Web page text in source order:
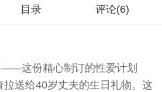
目录 评论(6)
这份精心制订的性爱计划
送给40岁丈夫的生日礼物。这